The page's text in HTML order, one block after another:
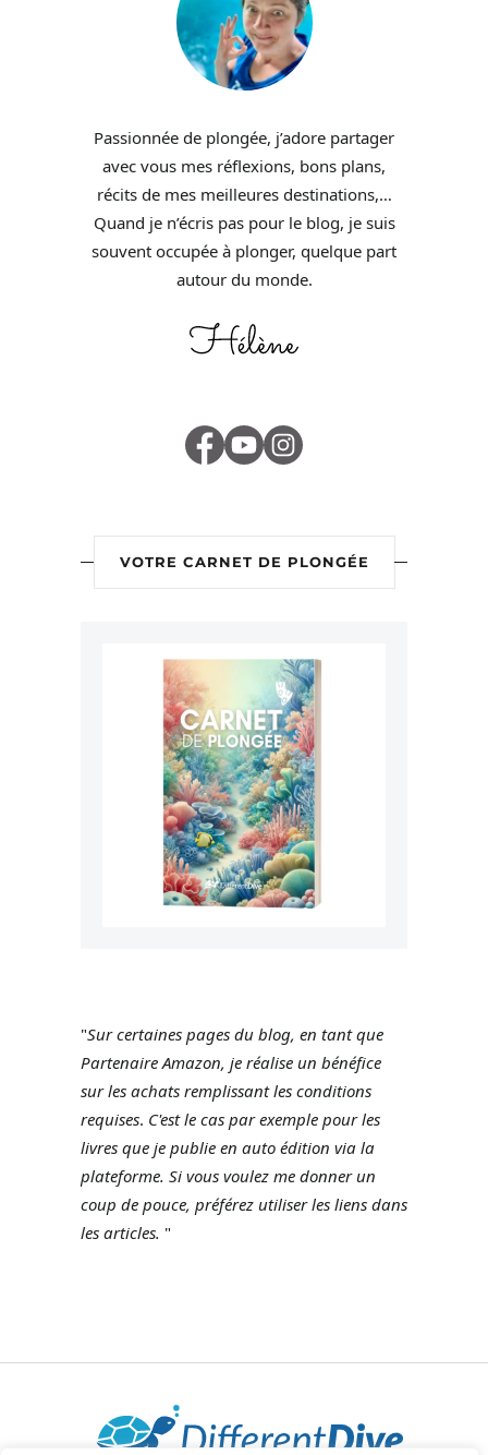
Passionnée de plongée, j’adore partager
avec vous mes réflexions, bons plans,
récits de mes meilleures destinations,…
Quand je n’écris pas pour le blog, je suis
souvent occupée à plonger, quelque part
autour du monde.
VOTRE CARNET DE PLONGÉE
"Sur certaines pages du blog, en tant que
Partenaire Amazon, je réalise un bénéfice
sur les achats remplissant les conditions
requises. C'est le cas par exemple pour les
livres que je publie en auto édition via la
plateforme. Si vous voulez me donner un
coup de pouce, préférez utiliser les liens dans
les articles. "